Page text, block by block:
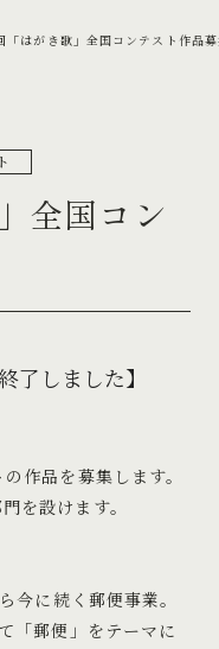
「はがき歌」全国コンテスト作品
全国コン
了しました】
作品を募集します。
を設けます。
今に続く郵便事業。
「郵便」をテーマに